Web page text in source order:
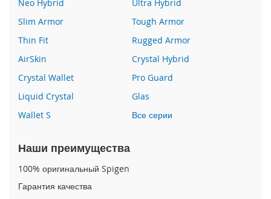
7
P
h
o
n
1
6
P
o
a
Neo Hybrid
Ultra Hybrid
Slim Armor
Tough Armor
Thin Fit
Rugged Armor
AirSkin
Crystal Hybrid
Crystal Wallet
Pro Guard
Liquid Crystal
Glas
Wallet S
Все серии
Наши преимущества
100% оригинальный Spigen
Гарантия качества